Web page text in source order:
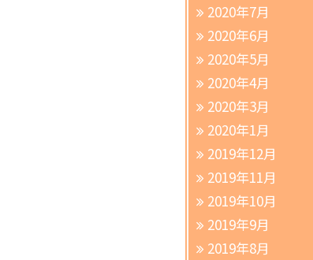
2020年7月
2020年6月
2020年5月
2020年4月
2020年3月
2020年1月
2019年12月
2019年11月
2019年10月
2019年9月
2019年8月